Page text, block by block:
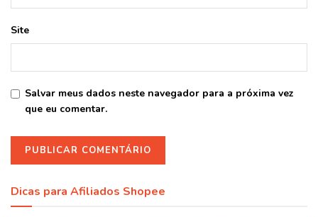
Site
Salvar meus dados neste navegador para a próxima vez
que eu comentar.
Dicas para Afiliados Shopee